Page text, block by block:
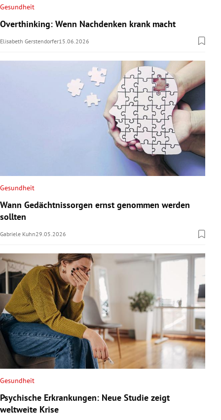
Gesundheit
Overthinking: Wenn Nachdenken krank macht
Elisabeth Gerstendorfer15.06.2026
Gesundheit
Wann Gedächtnissorgen ernst genommen werden
sollten
Gabriele Kuhn29.05.2026
Gesundheit
Psychische Erkrankungen: Neue Studie zeigt
weltweite Krise